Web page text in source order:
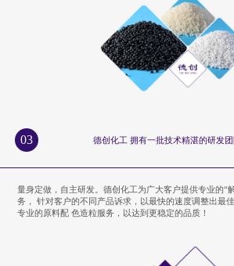
03 德创化工 拥有一批技术精湛的研发
量身定做，自主研发。德创化工为广大客户提供专业的“
务， 针对客户的不同产品诉求，以最快的速度调整出最
专业的原料配 色造粒服务，以达到更稳定的品质！